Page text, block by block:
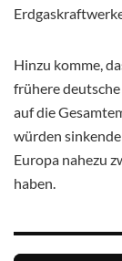
Hinzu komme,
frühere
auf die
würden
Europa nahezu
haben.